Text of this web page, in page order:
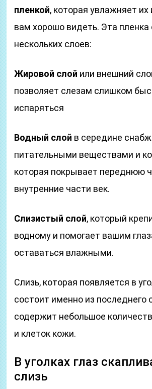
пленкой, которая увлажняет их
вам хорошо видеть. Эта пленка
нескольких слоев:
Жировой слой или внешний
позволяет слезам слишком
испаряться
Водный слой в середине
питательными веществами и
которая покрывает переднюю
внутренние части век.
Слизистый слой, который
водному и помогает вашим
оставаться влажными.
Слизь, которая появляется в
состоит именно из последнего
содержит небольшое
и клеток кожи.
В уголках глаз
слизь